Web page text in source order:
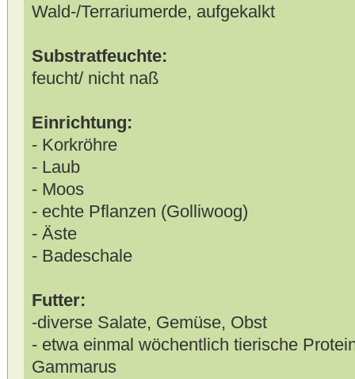
Wald-/Terrariumerde, aufgekalkt
Substratfeuchte:
feucht/ nicht naß
Einrichtung:
- Korkröhre
- Laub
- Moos
- echte Pflanzen (Golliwoog)
- Äste
- Badeschale
Futter:
-diverse Salate, Gemüse, Obst
- etwa einmal wöchentlich tierische
Gammarus